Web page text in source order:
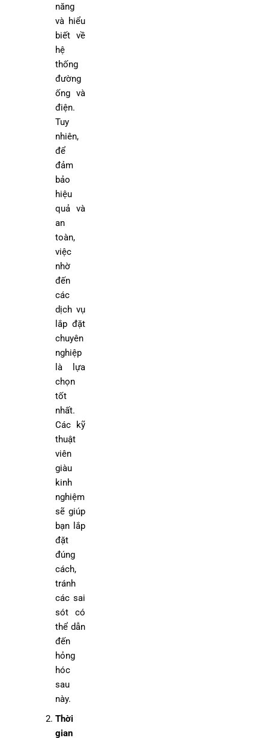
năng
và hiểu
biết về
hệ
thống
đường
ống và
điện.
Tuy
nhiên,
để
đảm
bảo
hiệu
quả và
an
toàn,
việc
nhờ
đến
các
dịch vụ
lắp đặt
chuyên
nghiệp
là lựa
chọn
tốt
nhất.
Các kỹ
thuật
viên
giàu
kinh
nghiệm
sẽ giúp
bạn lắp
đặt
đúng
cách,
tránh
các sai
sót có
thể dẫn
đến
hỏng
hóc
sau
này.
Thời
gian